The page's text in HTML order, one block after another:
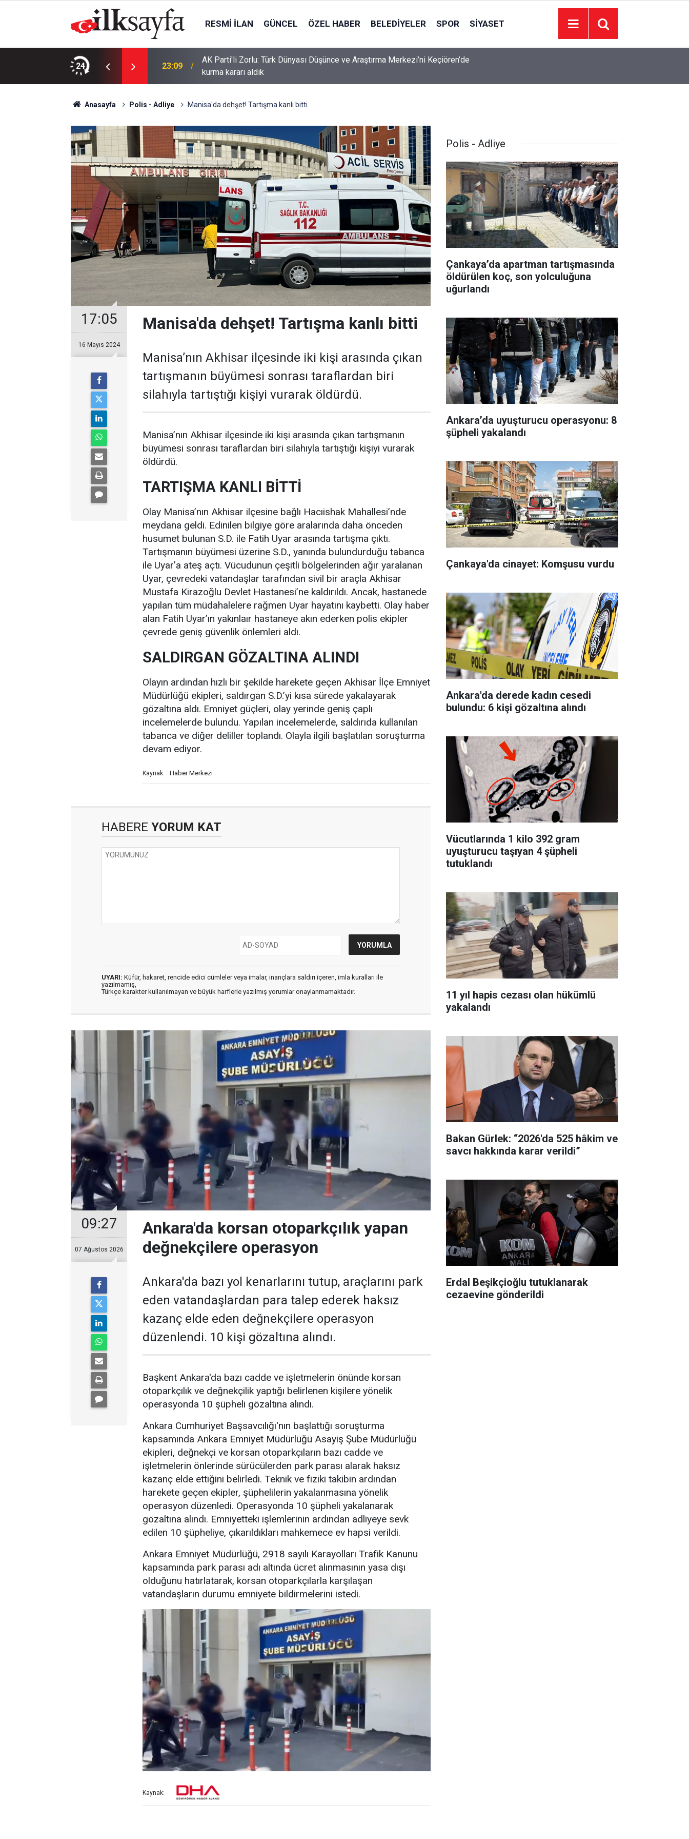
RESMI İLAN GÜNCEL ÖZEL HABER BELEDIYELER SPOR SIYASET
24
kavga: 4 yaralı 23:09
AK Parti'li Zorlu: Türk Dünyası Düşünce ve Araştırma Merkezi’ni Keçiören’de
kurma kararı aldık
Anasayfa Polis - Adliye Manisa'da dehşet! Tartışma kanlı bitti
17:05
16 Mayıs 2024
Manisa'da dehşet! Tartışma kanlı bitti
Manisa’nın Akhisar ilçesinde iki kişi arasında çıkan
tartışmanın büyümesi sonrası taraflardan biri
silahıyla tartıştığı kişiyi vurarak öldürdü.
Manisa’nın Akhisar ilçesinde iki kişi arasında çıkan tartışmanın
büyümesi sonrası taraflardan biri silahıyla tartıştığı kişiyi vurarak
öldürdü.
TARTIŞMA KANLI BİTTİ
Olay Manisa’nın Akhisar ilçesine bağlı Hacıishak Mahallesi’nde
meydana geldi. Edinilen bilgiye göre aralarında daha önceden
husumet bulunan S.D. ile Fatih Uyar arasında tartışma çıktı.
Tartışmanın büyümesi üzerine S.D., yanında bulundurduğu tabanca
ile Uyar’a ateş açtı. Vücudunun çeşitli bölgelerinden ağır yaralanan
Uyar, çevredeki vatandaşlar tarafından sivil bir araçla Akhisar
Mustafa Kirazoğlu Devlet Hastanesi’ne kaldırıldı. Ancak, hastanede
yapılan tüm müdahalelere rağmen Uyar hayatını kaybetti. Olay haber
alan Fatih Uyar’ın yakınlaır hastaneye akın ederken polis ekipler
çevrede geniş güvenlik önlemleri aldı.
SALDIRGAN GÖZALTINA ALINDI
Olayın ardından hızlı bir şekilde harekete geçen Akhisar İlçe Emniyet
Müdürlüğü ekipleri, saldırgan S.D.’yi kısa sürede yakalayarak
gözaltına aldı. Emniyet güçleri, olay yerinde geniş çaplı
incelemelerde bulundu. Yapılan incelemelerde, saldırıda kullanılan
tabanca ve diğer deliller toplandı. Olayla ilgili başlatılan soruşturma
devam ediyor.
Kaynak: Haber Merkezi
HABERE YORUM KAT
UYARI: Küfür, hakaret, rencide edici cümleler veya imalar, inançlara saldırı içeren, imla kuralları ile
yazılmamış,
Türkçe karakter kullanılmayan ve büyük harflerle yazılmış yorumlar onaylanmamaktadır.
09:27
07 Ağustos 2026
Ankara'da korsan otoparkçılık yapan
değnekçilere operasyon
Ankara'da bazı yol kenarlarını tutup, araçlarını park
eden vatandaşlardan para talep ederek haksız
kazanç elde eden değnekçilere operasyon
düzenlendi. 10 kişi gözaltına alındı.
Başkent Ankara'da bazı cadde ve işletmelerin önünde korsan
otoparkçılık ve değnekçilik yaptığı belirlenen kişilere yönelik
operasyonda 10 şüpheli gözaltına alındı.
Ankara Cumhuriyet Başsavcılığı'nın başlattığı soruşturma
kapsamında Ankara Emniyet Müdürlüğü Asayiş Şube Müdürlüğü
ekipleri, değnekçi ve korsan otoparkçıların bazı cadde ve
işletmelerin önlerinde sürücülerden park parası alarak haksız
kazanç elde ettiğini belirledi. Teknik ve fiziki takibin ardından
harekete geçen ekipler, şüphelilerin yakalanmasına yönelik
operasyon düzenledi. Operasyonda 10 şüpheli yakalanarak
gözaltına alındı. Emniyetteki işlemlerinin ardından adliyeye sevk
edilen 10 şüpheliye, çıkarıldıkları mahkemece ev hapsi verildi.
Ankara Emniyet Müdürlüğü, 2918 sayılı Karayolları Trafik Kanunu
kapsamında park parası adı altında ücret alınmasının yasa dışı
olduğunu hatırlatarak, korsan otoparkçılarla karşılaşan
vatandaşların durumu emniyete bildirmelerini istedi.
Kaynak:
Polis - Adliye
Çankaya’da apartman tartışmasında
öldürülen koç, son yolculuğuna
uğurlandı
Ankara’da uyuşturucu operasyonu: 8
şüpheli yakalandı
Çankaya'da cinayet: Komşusu vurdu
Ankara'da derede kadın cesedi
bulundu: 6 kişi gözaltına alındı
Vücutlarında 1 kilo 392 gram
uyuşturucu taşıyan 4 şüpheli
tutuklandı
11 yıl hapis cezası olan hükümlü
yakalandı
Bakan Gürlek: “2026'da 525 hâkim ve
savcı hakkında karar verildi”
Erdal Beşikçioğlu tutuklanarak
cezaevine gönderildi